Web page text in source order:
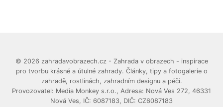
© 2026 zahradavobrazech.cz - Zahrada v obrazech - inspirace
pro tvorbu krásné a útulné zahrady. Články, tipy a fotogalerie o
zahradě, rostlinách, zahradním designu a péči.
Provozovatel: Media Monkey s.r.o., Adresa: Nová Ves 272, 46331
Nová Ves, IČ: 6087183, DIČ: CZ6087183